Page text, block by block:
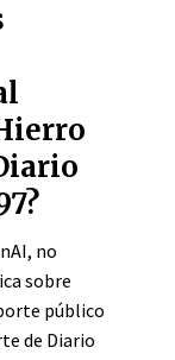
no
sobre
público
de Diario